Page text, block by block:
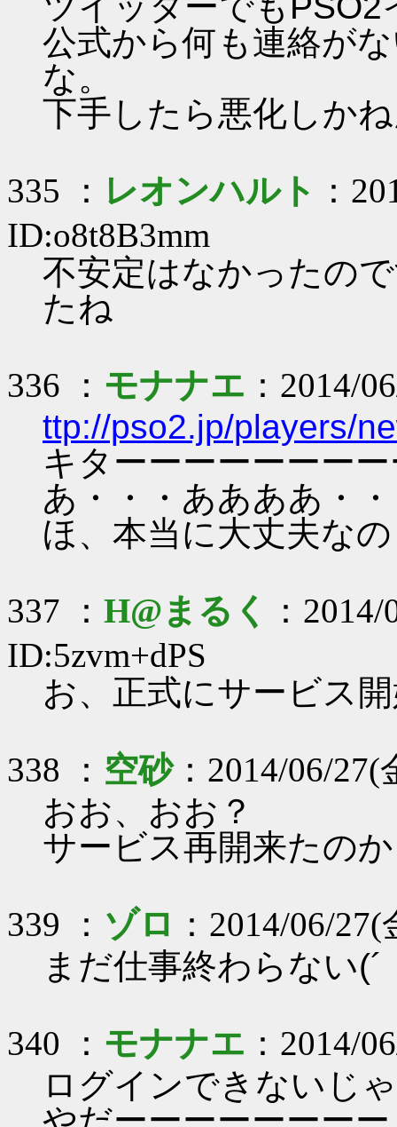
公式から何も連絡が
な。
下手したら悪化しか
335 ： レオンハルト ：
ID:o8t8B3mm
不安定はなかったの
たね
336 ： モナナエ ：2014/
ttp://pso2.jp/players/
キターーーーーーー
あ・・・ああああ・
ほ、本当に大丈夫な
337 ： H@まるく
：
ID:5zvm+dPS
お、正式にサービス
338 ： 空砂：2014/06/27(
おお、おお？
サービス再開来たの
339 ： ゾロ ：2014/06/
まだ仕事終わらない
340 ： モナナエ ：2014/
ログインできないじ